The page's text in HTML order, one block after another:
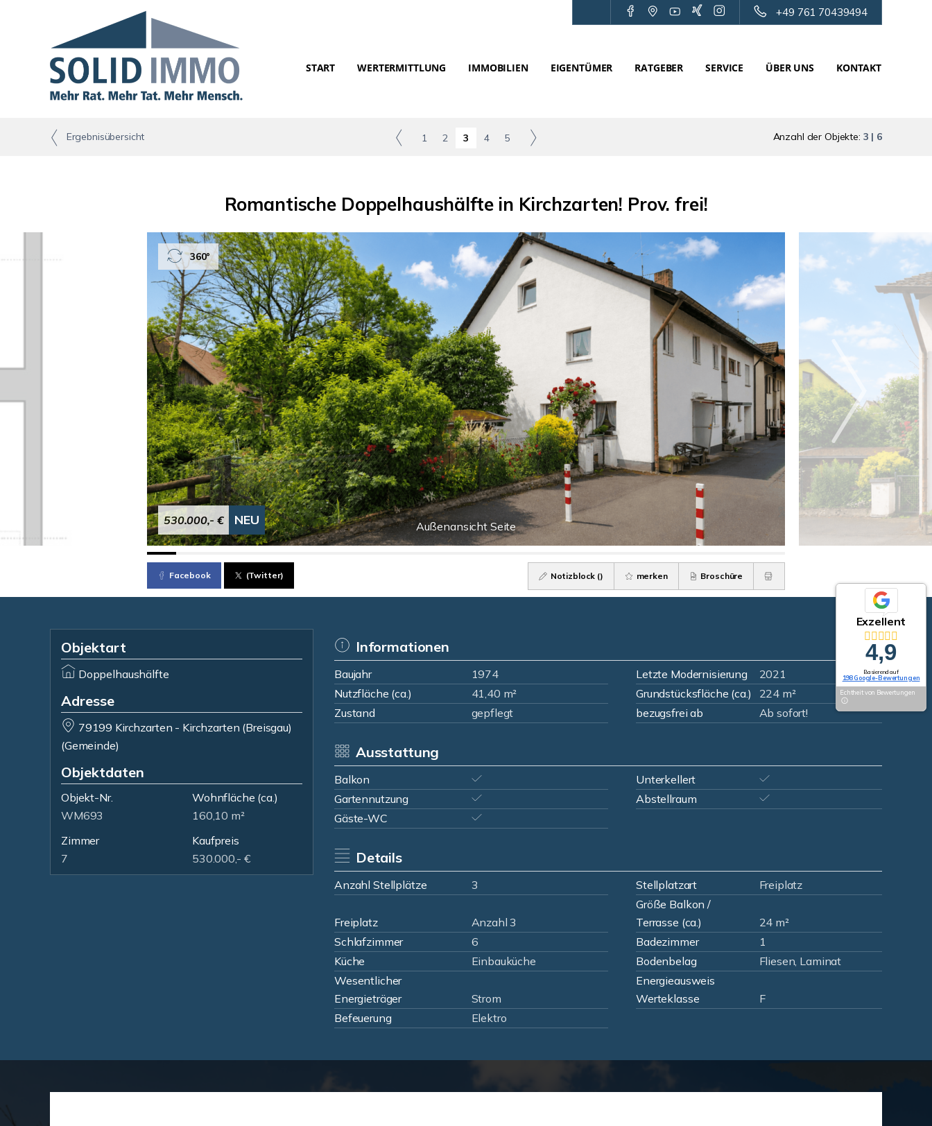
+49 761 70439494
START WERTERMITTLUNG IMMOBILIEN EIGENTÜMER RATGEBER SERVICE ÜBER UNS KONTAKT
Ergebnisübersicht 1 2 3 4 5 Anzahl der Objekte: 3 | 6
Romantische Doppelhaushälfte in Kirchzarten! Prov. frei!
Außenansicht Seite
530.000,- € NEU
360°
Facebook (Twitter) Notizblock () merken Broschüre
Objektart
Doppelhaushälfte
Adresse
79199 Kirchzarten - Kirchzarten (Breisgau)
(Gemeinde)
Objektdaten
Objekt-Nr.
WM693
Wohnfläche (ca.)
160,10 m²
Zimmer
7
Kaufpreis
530.000,- €
Informationen
Baujahr 1974 Letzte Modernisierung
2021
Nutzfläche (ca.)
41,40 m² Grundstücksfläche (ca.)
224 m²
Zustand
gepflegt bezugsfrei ab Ab sofort!
Ausstattung
Balkon
Unterkellert
Gartennutzung
Abstellraum
Gäste-WC
Details
Anzahl Stellplätze 3 Stellplatzart Freiplatz
Freiplatz Anzahl 3
Größe Balkon /
Terrasse (ca.)
24 m²
Schlafzimmer
6 Badezimmer
1
Küche
Einbauküche Bodenbelag
Fliesen, Laminat
Wesentlicher
Energieträger
Strom
Energieausweis
Werteklasse
F
Befeuerung
Elektro
Exzellent
4,9
Basierend auf
198 Google-Bewertungen
Echtheit von Bewertungen